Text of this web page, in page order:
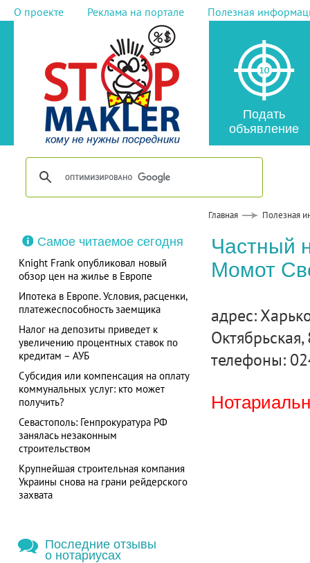
О проекте Реклама на портале Полезная
Подать
объявление
Главная Полезная
Самое читаемое сегодня
Knight Frank опубликовал новый
обзор цен на жилье в Европе
Ипотека в Европе. Условия, расценки,
платежеспособность заемщика
Налог на депозиты приведет к
увеличению процентных ставок по
кредитам – АУБ
Субсидия или компенсация на оплату
коммунальных услуг: кто может
получить?
Севастополь: Генпрокуратура РФ
занялась незаконным
строительством
Крупнейшая строительная компания
Украины снова на грани рейдерского
захвата
Последние отзывы
о нотариусах
Частный
Момот
адрес:
Октябрьская,
телефоны: